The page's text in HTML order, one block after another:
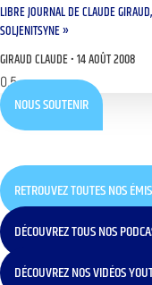
LIBRE JOURNAL DE CLAUDE
SOLJENITSYNE »
GIRAUD CLAUDE 14 AOÛT 2008
NOUS SOUTENIR
RETROUVEZ TOUTES NOS
DÉCOUVREZ TOUS NOS
DÉCOUVREZ NOS VIDÉOS